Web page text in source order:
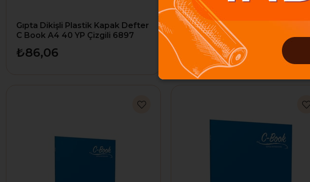
Gıpta Dikişli Plastik Kapak Defter
C Book A4 40 YP Çizgili 6897
₺86,06
Gıpta Dikişli Plastik Kapak Defter
C Book A4 40 YP Kareli 6898
₺86,06